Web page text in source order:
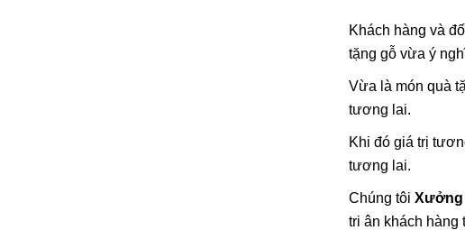
Khách hàng và
tặng gỗ vừa ý
Vừa là món quà
tương lai.
Khi đó giá trị
tương lai.
Chúng tôi Xưởng
tri ân khách hàng